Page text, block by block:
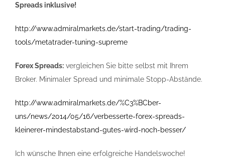
Spreads inklusive!
http://www.admiralmarkets.de/start-trading/trading-
tools/metatrader-tuning-supreme
Forex Spreads: vergleichen Sie bitte selbst mit Ihrem
Broker. Minimaler Spread und minimale Stopp-Abstände.
http://www.admiralmarkets.de/%C3%BCber-
uns/news/2014/05/16/verbesserte-forex-spreads-
kleinerer-mindestabstand-gutes-wird-noch-besser/
Ich wünsche Ihnen eine erfolgreiche Handelswoche!